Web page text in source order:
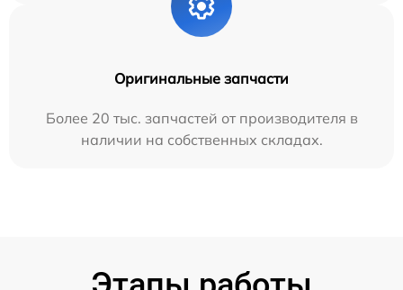
Оригинальные запчасти
Более 20 тыс. запчастей от производителя в
наличии на собственных складах.